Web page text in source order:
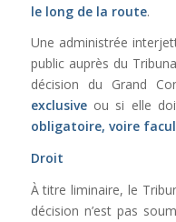
le long de la route.
Une administrée
public auprès du
décision du Grand
exclusiveou si elle
obligatoire, voire
Droit
À titre liminaire, le
décision n’est pas